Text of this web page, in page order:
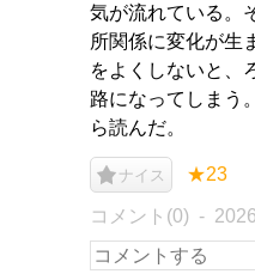
気が流れている。
所関係に変化が生
をよくしないと、
路になってしまう
ら読んだ。
ナイス ★23
コメント(0)